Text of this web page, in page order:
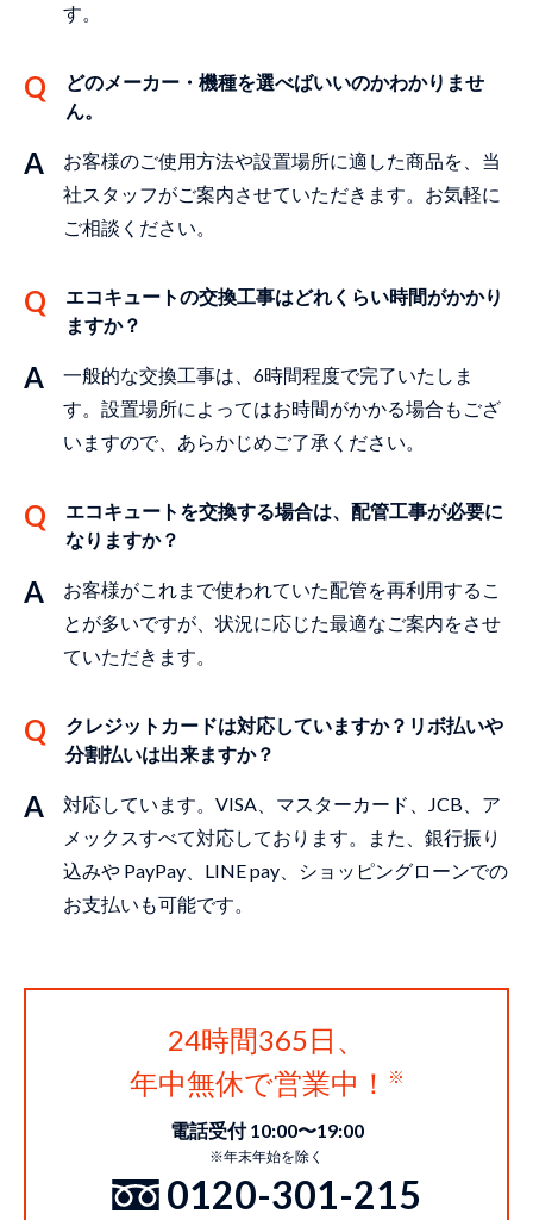
す。
どのメーカー・機種を選べばいいのかわかりませ
ん。
お客様のご使⽤⽅法や設置場所に適した商品を、当
社スタッフがご案内させていただきます。お気軽に
ご相談ください。
エコキュートの交換⼯事はどれくらい時間がかかり
ますか？
⼀般的な交換⼯事は、6時間程度で完了いたしま
す。設置場所によってはお時間がかかる場合もござ
いますので、あらかじめご了承ください。
エコキュートを交換する場合は、配管⼯事が必要に
なりますか？
お客様がこれまで使われていた配管を再利⽤するこ
とが多いですが、状況に応じた最適なご案内をさせ
ていただきます。
クレジットカードは対応していますか？リボ払いや
分割払いは出来ますか？
対応しています。VISA、マスターカード、JCB、ア
メックスすべて対応しております。また、銀⾏振り
込みや PayPay、LINE pay、ショッピングローンでの
お⽀払いも可能です。
24時間365日、
年中無休で営業中！
電話受付 10:00〜19:00
※年末年始を除く
0120-301-215